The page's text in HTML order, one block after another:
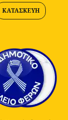
ΚΑΤΑΣΚΕΥΉ